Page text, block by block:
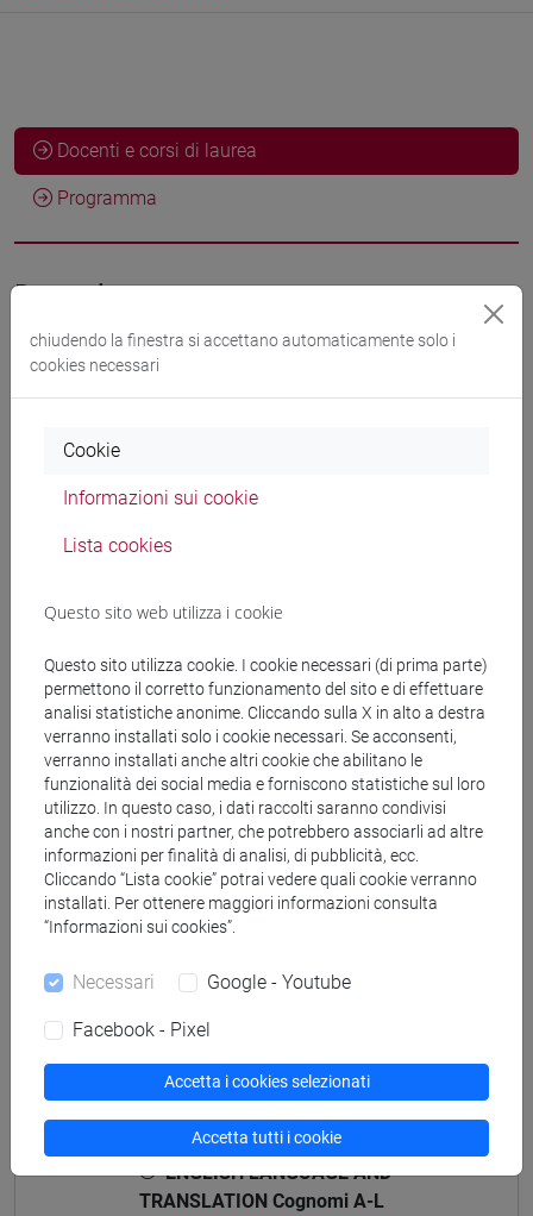
Docenti e corsi di laurea
Programma
Docenti
NEWBOLD David John
Materiali didattici
Materiali su Moodle
Corsi di studio e percorsi
[LM3] LINGUE E LETTERATURE EUROPEE,
AMERICANE E POSTCOLONIALI - Laurea
magistrale (DM270)
letterature e culture/english and american studies
Insegnamenti mutuati
ENGLISH LANGUAGE AND TRANSLATION
Struttura generale dell'insegnamento
ENGLISH LANGUAGE AND TRANSLATION
ENGLISH LANGUAGE AND TRANSLATION
ENGLISH LANGUAGE AND
TRANSLATION Cognomi A-L
chiudendo la finestra si accettano automaticamente solo i
cookies necessari
Cookie
Informazioni sui cookie
Lista cookies
Questo sito web utilizza i cookie
Questo sito utilizza cookie. I cookie necessari (di prima parte)
permettono il corretto funzionamento del sito e di effettuare
analisi statistiche anonime. Cliccando sulla X in alto a destra
verranno installati solo i cookie necessari. Se acconsenti,
verranno installati anche altri cookie che abilitano le
funzionalità dei social media e forniscono statistiche sul loro
utilizzo. In questo caso, i dati raccolti saranno condivisi
anche con i nostri partner, che potrebbero associarli ad altre
informazioni per finalità di analisi, di pubblicità, ecc.
Cliccando “Lista cookie” potrai vedere quali cookie verranno
installati. Per ottenere maggiori informazioni consulta
“Informazioni sui cookies”.
Necessari Google - Youtube
Facebook - Pixel
Accetta i cookies selezionati
Accetta tutti i cookie